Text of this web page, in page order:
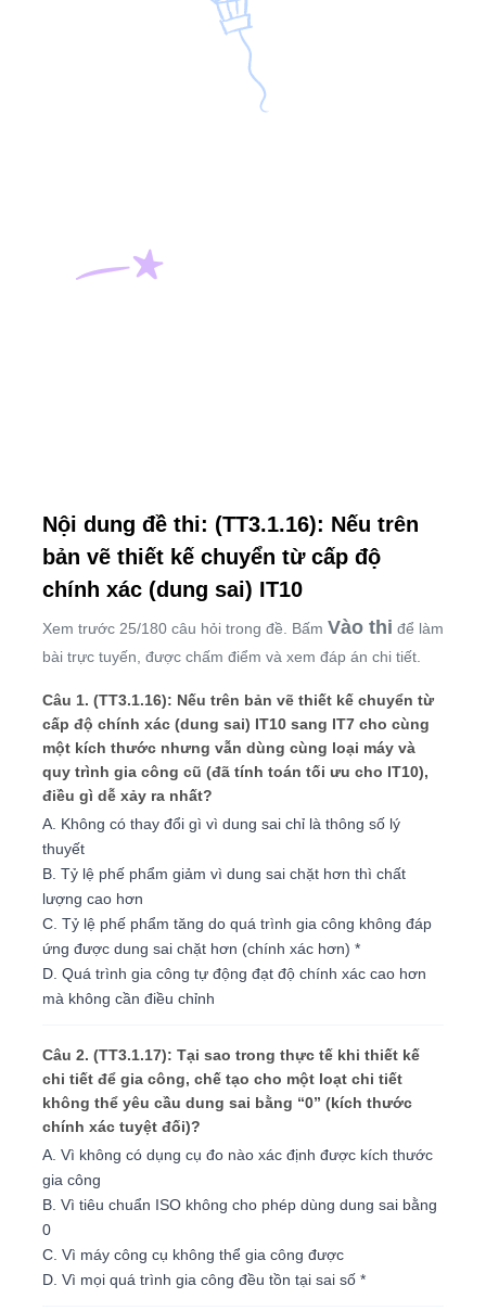
Nội dung đề thi: (TT3.1.16): Nếu trên
bản vẽ thiết kế chuyển từ cấp độ
chính xác (dung sai) IT10
Xem trước 25/180 câu hỏi trong đề. Bấm Vào thi để làm
bài trực tuyến, được chấm điểm và xem đáp án chi tiết.
Câu 1. (TT3.1.16): Nếu trên bản vẽ thiết kế chuyển từ
cấp độ chính xác (dung sai) IT10 sang IT7 cho cùng
một kích thước nhưng vẫn dùng cùng loại máy và
quy trình gia công cũ (đã tính toán tối ưu cho IT10),
điều gì dễ xảy ra nhất?
A. Không có thay đổi gì vì dung sai chỉ là thông số lý
thuyết
B. Tỷ lệ phế phẩm giảm vì dung sai chặt hơn thì chất
lượng cao hơn
C. Tỷ lệ phế phẩm tăng do quá trình gia công không đáp
ứng được dung sai chặt hơn (chính xác hơn) *
D. Quá trình gia công tự động đạt độ chính xác cao hơn
mà không cần điều chỉnh
Câu 2. (TT3.1.17): Tại sao trong thực tế khi thiết kế
chi tiết để gia công, chế tạo cho một loạt chi tiết
không thể yêu cầu dung sai bằng “0” (kích thước
chính xác tuyệt đối)?
A. Vì không có dụng cụ đo nào xác định được kích thước
gia công
B. Vì tiêu chuẩn ISO không cho phép dùng dung sai bằng
0
C. Vì máy công cụ không thể gia công được
D. Vì mọi quá trình gia công đều tồn tại sai số *